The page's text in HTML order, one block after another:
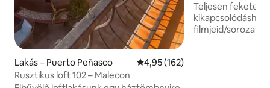
Lakás – Puerto Peñasco Átlagos értékelés: 5/4,95, 162
4,95 (162)
Rusztikus loft 102 – Malecon
Teljesen fekete,
kikapcsolódáshoz
filmjeid/